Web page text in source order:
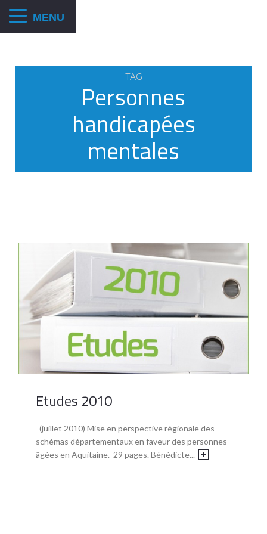
TAG
Personnes
handicapées
mentales
Etudes 2010
(juillet 2010) Mise en perspective régionale des
schémas départementaux en faveur des personnes
âgées en Aquitaine. 29 pages. Bénédicte...